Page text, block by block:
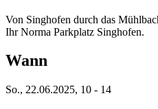
Von Singhofen durch das
Ihr Norma Parkplatz Singhofen.
Wann
So., 22.06.2025, 10 - 14